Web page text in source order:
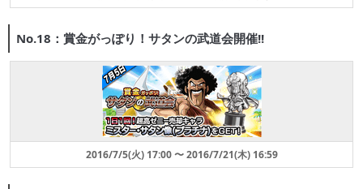
No.18：賞金がっぽり！サタンの武道会開催!!
2016/7/5(火) 17:00 〜 2016/7/21(木) 16:59